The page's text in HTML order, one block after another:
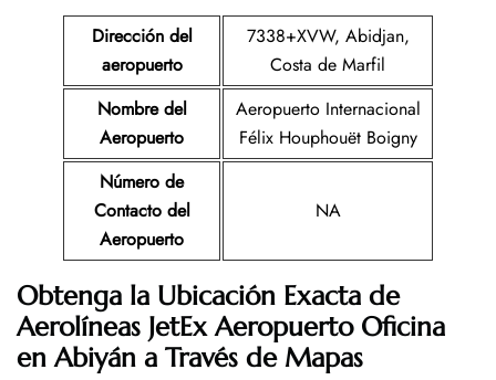
Dirección del
aeropuerto
7338+XVW, Abidjan,
Costa de Marfil
Nombre del
Aeropuerto
Aeropuerto Internacional
Félix Houphouët Boigny
Número de
Contacto del
Aeropuerto
NA
Obtenga la Ubicación Exacta de
Aerolíneas JetEx Aeropuerto Oficina
en Abiyán a Través de Mapas